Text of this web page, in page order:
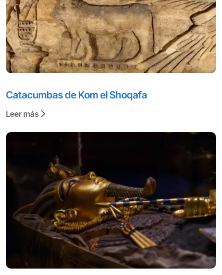
Catacumbas de Kom el Shoqafa
Leer más